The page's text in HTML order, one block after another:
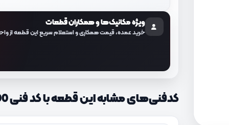
ویژه مکانیک‌ها و همکاران قطعات
خرید عمده، قیمت همکاری و استعلام سریع این قطعه از
کدفنی‌های مشابه این قطعه با کد فنی 458184C000